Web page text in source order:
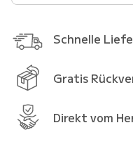
Schnelle
Gratis
Direkt vom